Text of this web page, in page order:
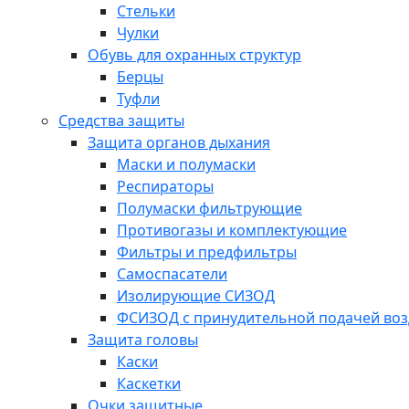
Стельки
Чулки
Обувь для охранных структур
Берцы
Туфли
Средства защиты
Защита органов дыхания
Маски и полумаски
Респираторы
Полумаски фильтрующие
Противогазы и комплектующие
Фильтры и предфильтры
Самоспасатели
Изолирующие СИЗОД
ФСИЗОД с принудительной подачей
Защита головы
Каски
Каскетки